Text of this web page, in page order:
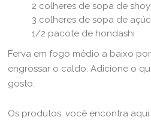
2 colheres de sopa de
3 colheres de sopa de
1/2 pacote de hondashi
Ferva em fogo médio a baixo
engrossar o caldo. Adicione o
gosto.
Os produtos, você encontra aqui